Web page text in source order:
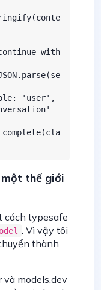
with
'user',
thế giới
cách typesafe
. Vì vậy tôi
thành
và models.dev